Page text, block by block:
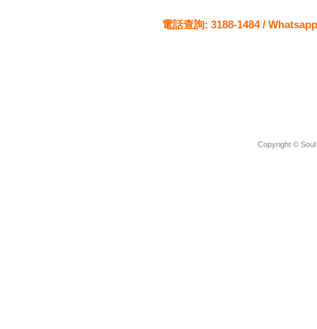
電話查詢: 3188-1484 /
Copyright ©